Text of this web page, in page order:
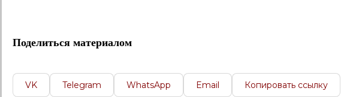
Поделиться материалом
VK Telegram WhatsApp Email Копировать ссылку